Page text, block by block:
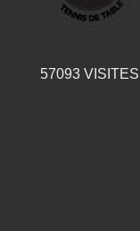
57093VISITES